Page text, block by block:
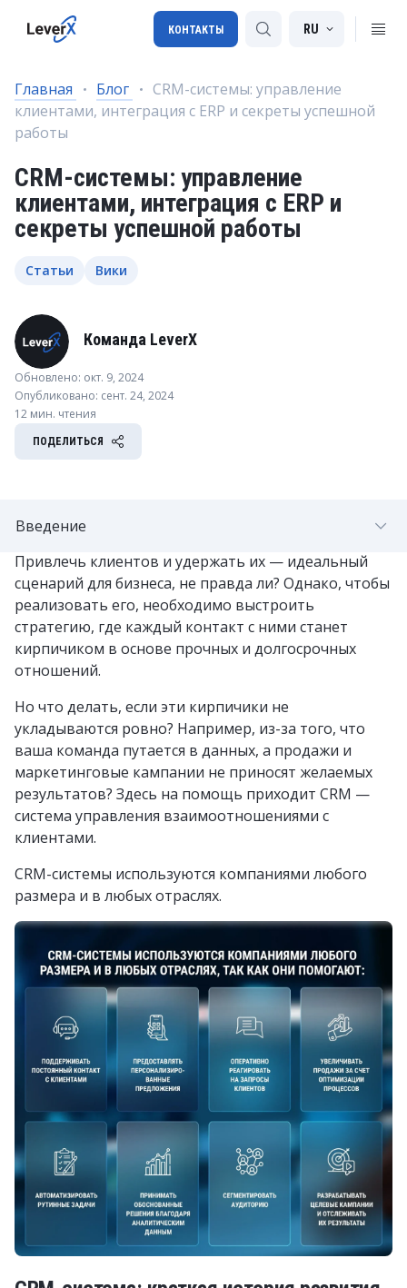
Внедрение SAP
SAP BTP
SAP Transportation Management
RU
КОНТАКТЫ
Главная Блог
CRM-системы: управление
клиентами, интеграция с ERP и секреты успешной
работы
CRM-системы: управление
клиентами, интеграция с ERP и
секреты успешной работы
Статьи Вики
Команда LeverX
Обновлено: окт. 9, 2024
Опубликовано: сент. 24, 2024
12 мин. чтения
ПОДЕЛИТЬСЯ
Привлечь клиентов и удержать их — идеальный
сценарий для бизнеса, не правда ли? Однако, чтобы
реализовать его, необходимо выстроить
стратегию, где каждый контакт с ними станет
кирпичиком в основе прочных и долгосрочных
отношений.
Но что делать, если эти кирпичики не
укладываются ровно? Например, из-за того, что
ваша команда путается в данных, а продажи и
маркетинговые кампании не приносят желаемых
результатов? Здесь на помощь приходит CRM —
система управления взаимоотношениями с
клиентами.
CRM-системы используются компаниями любого
размера и в любых отраслях.
Введение